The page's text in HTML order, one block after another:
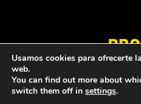
Usamos cookies para ofrecerte
web.
You can find out more about
switch them off in settings.